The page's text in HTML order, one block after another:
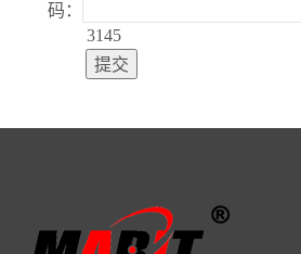
码：
3145